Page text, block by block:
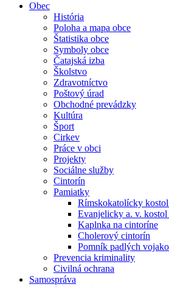
Obec
História
Poloha a mapa obce
Štatistika obce
Symboly obce
Čatajská izba
Školstvo
Zdravotníctvo
Poštový úrad
Obchodné prevádzky
Kultúra
Šport
Cirkev
Práce v obci
Projekty
Sociálne služby
Cintorín
Pamiatky
Rímskokatolícky
Evanjelicky a. v.
Kaplnka na cintoríne
Cholerový cintorín
Pomník padlých
Prevencia kriminality
Civilná ochrana
Samospráva